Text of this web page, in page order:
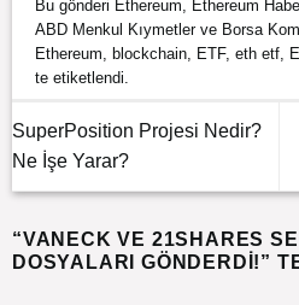
Bu gönderi Ethereum Ethereum
ABD Menkul Kıymetler ve Borsa
Ethereum ,blockchain ETF,eth etf
te etiketlendi.
SuperPosition Projesi Nedir?
Ne İşe Yarar?
“VANECK VE 21SHARES
DOSYALARI GÖNDERDI!”